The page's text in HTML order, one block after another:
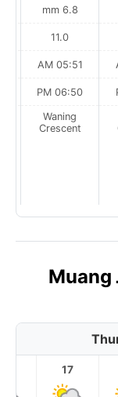
6.8 mm
11.0
05:51 AM
06:50 PM
Waning
Crescent
توقعات الطقس لكل ساعة لـ Muang
17